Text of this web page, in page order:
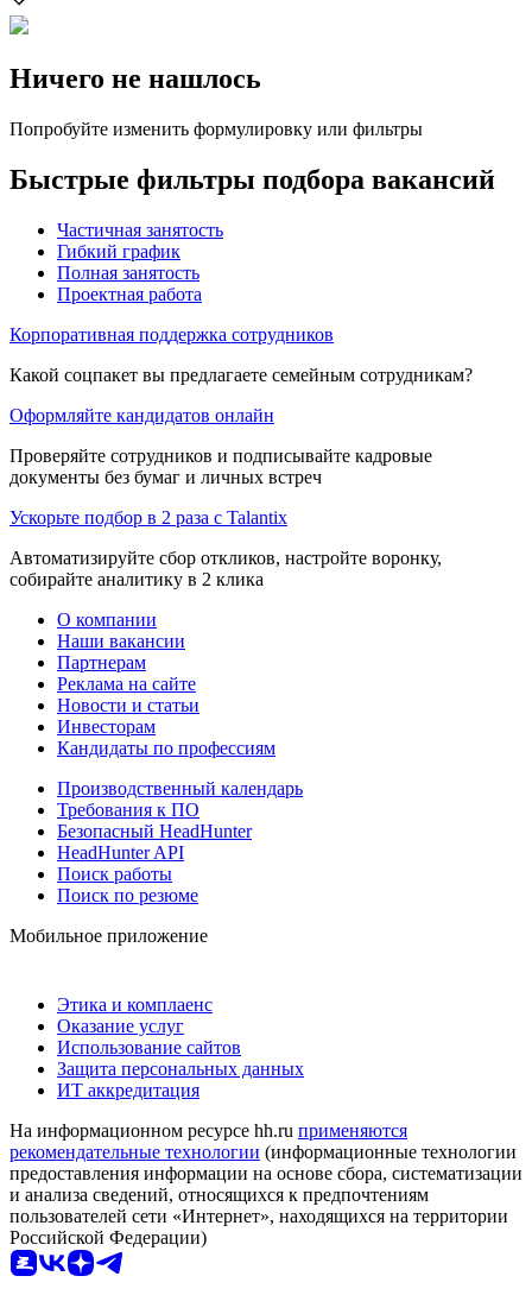
Ничего не нашлось
Попробуйте изменить формулировку или фильтры
Быстрые фильтры подбора вакансий
Частичная занятость
Гибкий график
Полная занятость
Проектная работа
Корпоративная поддержка сотрудников
Какой соцпакет вы предлагаете семейным сотрудникам?
Оформляйте кандидатов онлайн
Проверяйте сотрудников и подписывайте кадровые
документы без бумаг и личных встреч
Ускорьте подбор в 2 раза с Talantix
Автоматизируйте сбор откликов, настройте воронку,
собирайте аналитику в 2 клика
О компании
Наши вакансии
Партнерам
Реклама на сайте
Новости и статьи
Инвесторам
Кандидаты по профессиям
Производственный календарь
Требования к ПО
Безопасный HeadHunter
HeadHunter API
Поиск работы
Поиск по резюме
Мобильное приложение
Этика и комплаенс
Оказание услуг
Использование сайтов
Защита персональных данных
ИТ аккредитация
На информационном ресурсе hh.ru применяются
рекомендательные технологии (информационные технологии
предоставления информации на основе сбора, систематизации
и анализа сведений, относящихся к предпочтениям
пользователей сети «Интернет», находящихся на территории
Российской Федерации)